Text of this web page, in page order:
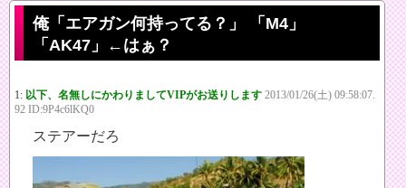
俺「エアガン何持ってる？」 「M4」
「AK47」←はぁ？
1: 以下、名無しにかわりましてVIPがお送りします 2013/01/26(土) 09:58:07.
92 ID:9P4c6lKQ0
ステアーだろ